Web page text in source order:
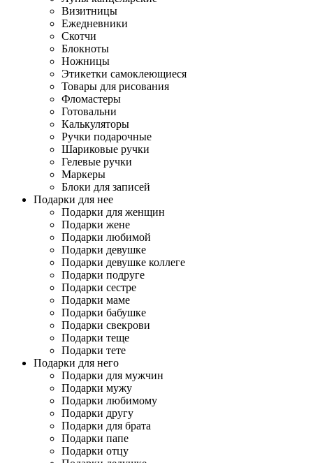
Визитницы
Ежедневники
Скотчи
Блокноты
Ножницы
Этикетки самоклеющиеся
Товары для рисования
Фломастеры
Готовальни
Калькуляторы
Ручки подарочные
Шариковые ручки
Гелевые ручки
Маркеры
Блоки для записей
Подарки для нее
Подарки для женщин
Подарки жене
Подарки любимой
Подарки девушке
Подарки девушке коллеге
Подарки подруге
Подарки сестре
Подарки маме
Подарки бабушке
Подарки свекрови
Подарки теще
Подарки тете
Подарки для него
Подарки для мужчин
Подарки мужу
Подарки любимому
Подарки другу
Подарки для брата
Подарки папе
Подарки отцу